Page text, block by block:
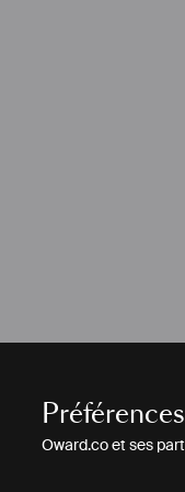
Oward.co et ses